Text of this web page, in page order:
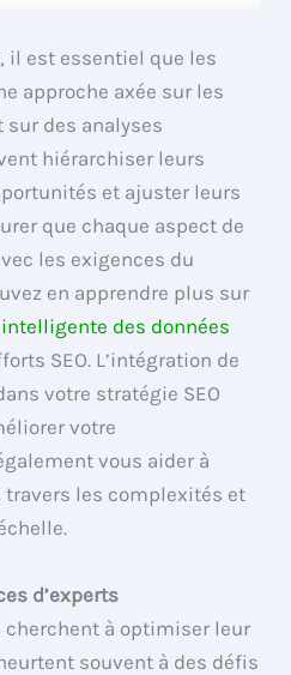
il est essentiel que les
approche axée sur les
sur des analyses
hiérarchiser leurs
et ajuster leurs
que chaque aspect de
les exigences du
en apprendre plus sur
des données
SEO. L’intégration de
votre stratégie SEO
votre
vous aider à
travers les complexités et
d’experts
cherchent à optimiser leur
souvent à des défis